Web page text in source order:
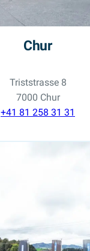
Chur
Triststrasse 8
7000 Chur
+41 81 258 31 31